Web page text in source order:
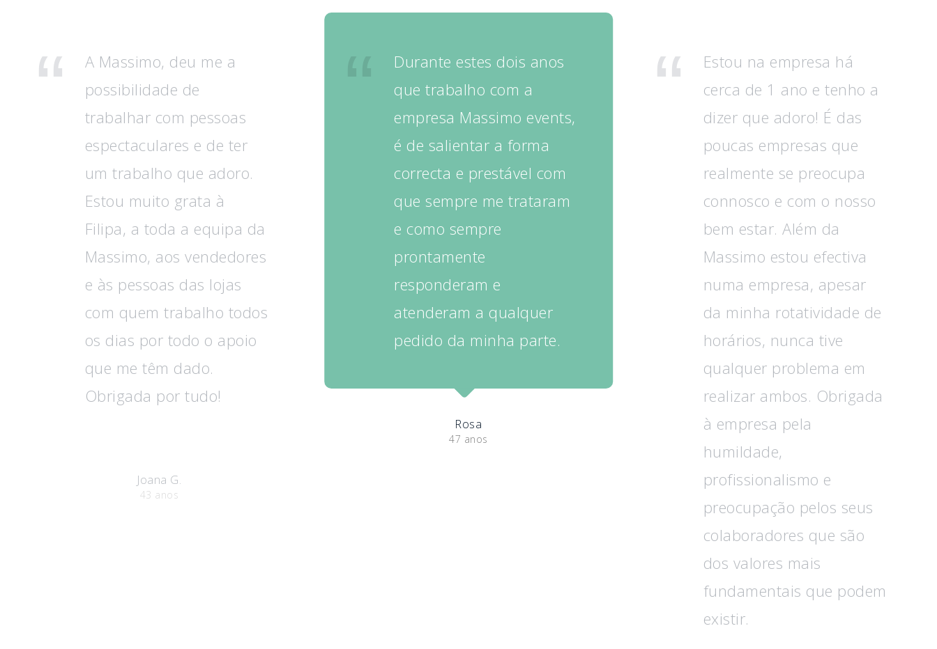
Durante estes dois anos
que trabalho com a
empresa Massimo events,
é de salientar a forma
correcta e prestável com
que sempre me trataram
e como sempre
prontamente
responderam e
atenderam a qualquer
pedido da minha parte.
Rosa
47 anos
Estou na empresa há
cerca de 1 ano e tenho a
dizer que adoro! É das
poucas empresas que
realmente se preocupa
connosco e com o nosso
bem estar. Além da
Massimo estou efectiva
numa empresa, apesar
da minha rotatividade de
horários, nunca tive
qualquer problema em
realizar ambos. Obrigada
à empresa pela
humildade,
profissionalismo e
preocupação pelos seus
colaboradores que são
dos valores mais
fundamentais que podem
existir.
A Massimo, deu me a
possibilidade de
trabalhar com pessoas
espectaculares e de ter
um trabalho que adoro.
Estou muito grata à
Filipa, a toda a equipa da
Massimo, aos vendedores
e às pessoas das lojas
com quem trabalho todos
os dias por todo o apoio
que me têm dado.
Obrigada por tudo!
Joana G.
43 anos